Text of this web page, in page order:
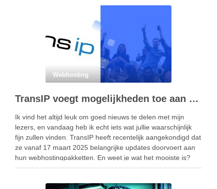
Webhosting
TransIP voegt mogelijkheden toe aan hostingpakketten: Meer waarde voor je geld
Ik vind het altijd leuk om goed nieuws te delen met mijn
lezers, en vandaag heb ik echt iets wat jullie waarschijnlijk
fijn zullen vinden. TransIP heeft recentelijk aangekondigd dat
ze vanaf 17 maart 2025 belangrijke updates doorvoert aan
hun webhostingpakketten. En weet je wat het mooiste is?
Klanten krijgen …